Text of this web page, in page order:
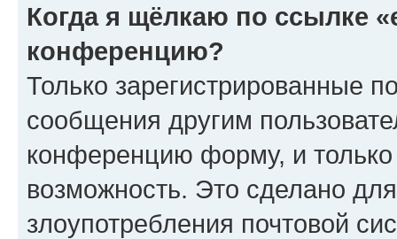
Когда я щёлкаю по ссылке
конференцию?
Только зарегистрированные
сообщения другим
конференцию форму, и
возможность. Это сделано
злоупотребления почтовой